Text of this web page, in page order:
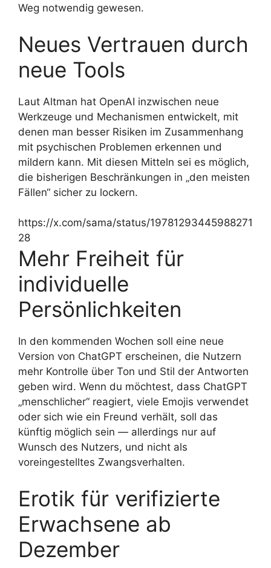
Weg notwendig gewesen.
Neues Vertrauen durch
neue Tools
Laut Altman hat OpenAI inzwischen neue
Werkzeuge und Mechanismen entwickelt, mit
denen man besser Risiken im Zusammenhang
mit psychischen Problemen erkennen und
mildern kann. Mit diesen Mitteln sei es möglich,
die bisherigen Beschränkungen in „den meisten
Fällen“ sicher zu lockern.
https://x.com/sama/status/19781293445988271
28
Mehr Freiheit für
individuelle
Persönlichkeiten
In den kommenden Wochen soll eine neue
Version von ChatGPT erscheinen, die Nutzern
mehr Kontrolle über Ton und Stil der Antworten
geben wird. Wenn du möchtest, dass ChatGPT
„menschlicher“ reagiert, viele Emojis verwendet
oder sich wie ein Freund verhält, soll das
künftig möglich sein — allerdings nur auf
Wunsch des Nutzers, und nicht als
voreingestelltes Zwangsverhalten.
Erotik für verifizierte
Erwachsene ab
Dezember